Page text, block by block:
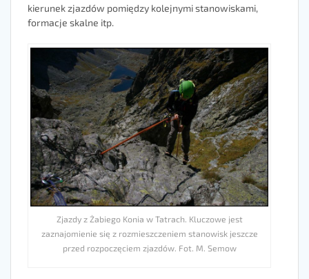
kierunek zjazdów pomiędzy kolejnymi stanowiskami,
formacje skalne itp.
Zjazdy z Żabiego Konia w Tatrach. Kluczowe jest
zaznajomienie się z rozmieszczeniem stanowisk jeszcze
przed rozpoczęciem zjazdów. Fot. M. Semow